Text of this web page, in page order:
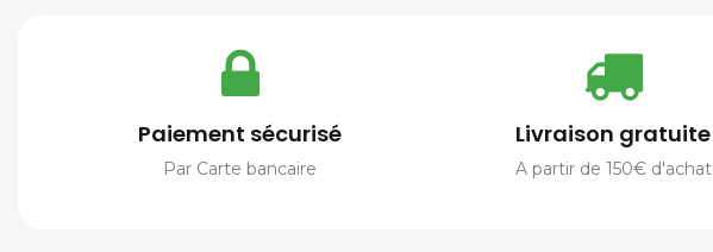
Paiement sécurisé
Par Carte bancaire
Livraison gratuite
A partir de 150€ d'achat